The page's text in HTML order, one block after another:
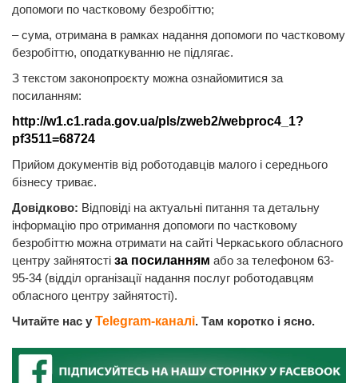
допомоги по частковому безробіттю;
– сума, отримана в рамках надання допомоги по частковому
безробіттю, оподаткуванню не підлягає.
З текстом законопроєкту можна ознайомитися за
посиланням:
http://w1.c1.rada.gov.ua/pls/zweb2/webproc4_1?
pf3511=68724
Прийом документів від роботодавців малого і середнього
бізнесу триває.
Довідково: Відповіді на актуальні питання та детальну
інформацію про отримання допомоги по частковому
безробіттю можна отримати на сайті Черкаського обласного
центру зайнятості за посиланням або за телефоном 63-
95-34 (відділ організації надання послуг роботодавцям
обласного центру зайнятості).
Читайте нас у Telegram-каналі. Там коротко і ясно.